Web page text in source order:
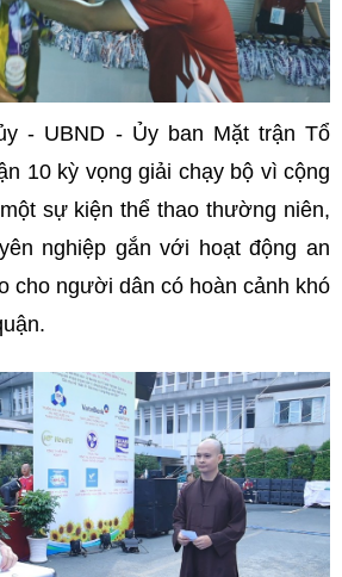
- UBND - Ủy ban Mặt trận Tổ
10 kỳ vọng giải chạy bộ vì cộng
sự kiện thể thao thường niên,
nghiệp gắn với hoạt động an
cho người dân có hoàn cảnh khó